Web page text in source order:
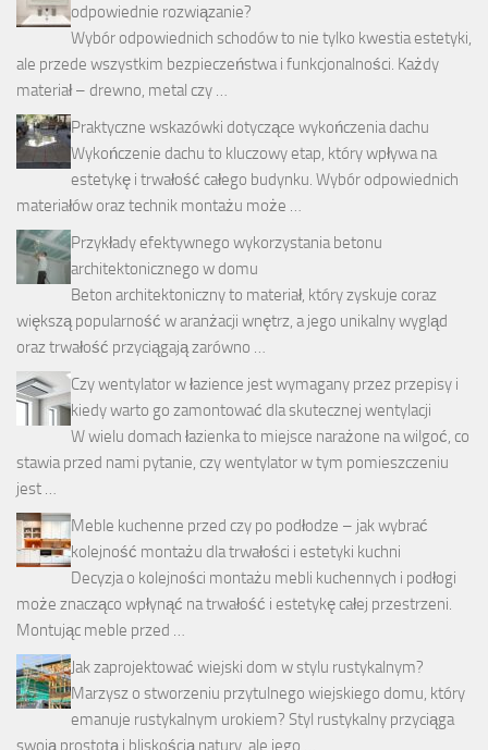
odpowiednie rozwiązanie?
Wybór odpowiednich schodów to nie tylko kwestia estetyki,
ale przede wszystkim bezpieczeństwa i funkcjonalności. Każdy
materiał – drewno, metal czy …
Praktyczne wskazówki dotyczące wykończenia dachu
Wykończenie dachu to kluczowy etap, który wpływa na
estetykę i trwałość całego budynku. Wybór odpowiednich
materiałów oraz technik montażu może …
Przykłady efektywnego wykorzystania betonu
architektonicznego w domu
Beton architektoniczny to materiał, który zyskuje coraz
większą popularność w aranżacji wnętrz, a jego unikalny wygląd
oraz trwałość przyciągają zarówno …
Czy wentylator w łazience jest wymagany przez przepisy i
kiedy warto go zamontować dla skutecznej wentylacji
W wielu domach łazienka to miejsce narażone na wilgoć, co
stawia przed nami pytanie, czy wentylator w tym pomieszczeniu
jest …
Meble kuchenne przed czy po podłodze – jak wybrać
kolejność montażu dla trwałości i estetyki kuchni
Decyzja o kolejności montażu mebli kuchennych i podłogi
może znacząco wpłynąć na trwałość i estetykę całej przestrzeni.
Montując meble przed …
Jak zaprojektować wiejski dom w stylu rustykalnym?
Marzysz o stworzeniu przytulnego wiejskiego domu, który
emanuje rustykalnym urokiem? Styl rustykalny przyciąga
swoją prostotą i bliskością natury, ale jego …